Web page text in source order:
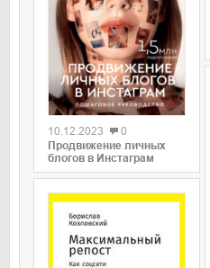
0
10.12.2023
0
Продвижение личных
блогов в Инстаграм